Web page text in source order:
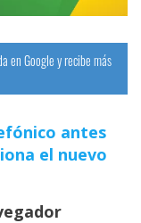
en Google y recibe más
antes
el nuevo